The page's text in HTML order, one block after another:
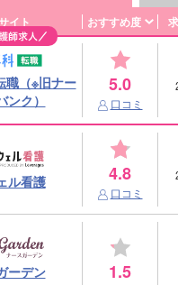
イト おすすめ度
職（※旧ナー
ンク）
5.0
口コミ
ル看護
4.8
口コミ
ーデン
1.5